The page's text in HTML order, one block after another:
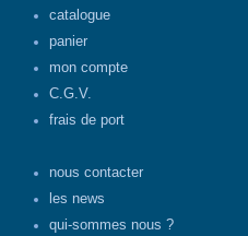
catalogue
panier
mon compte
C.G.V.
frais de port
nous contacter
les news
qui-sommes nous ?